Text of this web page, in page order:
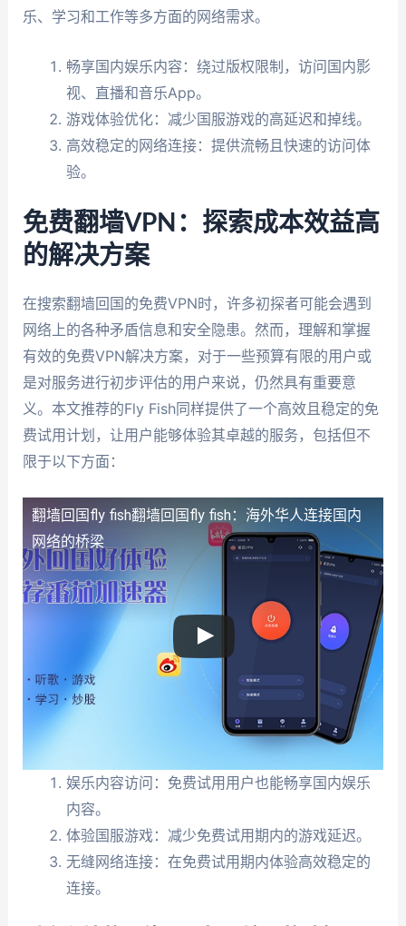
乐、学习和工作等多方面的网络需求。
畅享国内娱乐内容：绕过版权限制，访问国内影
视、直播和音乐App。
游戏体验优化：减少国服游戏的高延迟和掉线。
高效稳定的网络连接：提供流畅且快速的访问体
验。
免费翻墙VPN：探索成本效益高
的解决方案
在搜索翻墙回国的免费VPN时，许多初探者可能会遇到
网络上的各种矛盾信息和安全隐患。然而，理解和掌握
有效的免费VPN解决方案，对于一些预算有限的用户或
是对服务进行初步评估的用户来说，仍然具有重要意
义。本文推荐的Fly Fish同样提供了一个高效且稳定的免
费试用计划，让用户能够体验其卓越的服务，包括但不
限于以下方面：
翻墙回国fly fish翻墙回国fly fish：海外华人连接国内
网络的桥梁
娱乐内容访问：免费试用用户也能畅享国内娱乐
内容。
体验国服游戏：减少免费试用期内的游戏延迟。
无缝网络连接：在免费试用期内体验高效稳定的
连接。